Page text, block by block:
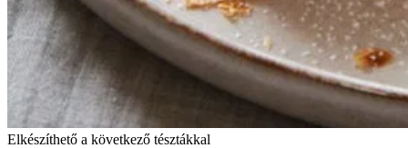
Elkészíthető a következő tésztákkal